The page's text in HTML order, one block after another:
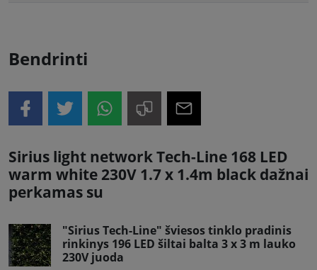
Bendrinti
Sirius light network Tech-Line 168 LED
warm white 230V 1.7 x 1.4m black dažnai
perkamas su
"Sirius Tech-Line" šviesos tinklo pradinis
rinkinys 196 LED šiltai balta 3 x 3 m lauko
230V juoda